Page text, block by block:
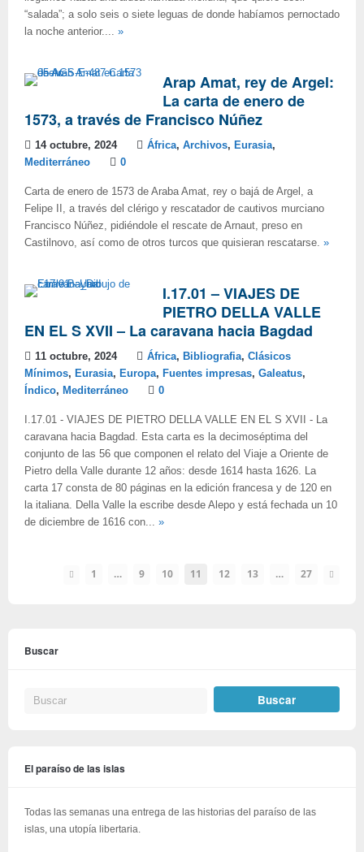
“salada”; a solo seis o siete leguas de donde habíamos pernoctado
la noche anterior.... »
Arap Amat, rey de Argel:
La carta de enero de
1573, a través de Francisco Núñez
14 octubre, 2024 África, Archivos, Eurasia,
Mediterráneo
0
Carta de enero de 1573 de Araba Amat, rey o bajá de Argel, a
Felipe II, a través del clérigo y rescatador de cautivos murciano
Francisco Núñez, pidiéndole el rescate de Arnaut, preso en
Castilnovo, así como de otros turcos que quisieran rescatarse. »
I.17.01 – VIAJES DE
PIETRO DELLA VALLE
EN EL S XVII – La caravana hacia Bagdad
11 octubre, 2024 África, Bibliografia, Clásicos
Mínimos, Eurasia, Europa, Fuentes impresas, Galeatus,
Índico, Mediterráneo 0
I.17.01 - VIAJES DE PIETRO DELLA VALLE EN EL S XVII - La
caravana hacia Bagdad. Esta carta es la decimoséptima del
conjunto de las 56 que componen el relato del Viaje a Oriente de
Pietro della Valle durante 12 años: desde 1614 hasta 1626. La
carta 17 consta de 80 páginas en la edición francesa y de 120 en
la italiana. Della Valle la escribe desde Alepo y está fechada un 10
de diciembre de 1616 con... »
1 … 9 10 11 12 13 … 27
Buscar
El paraíso de las islas
Todas las semanas una entrega de las historias del paraíso de las
islas, una utopía libertaria.